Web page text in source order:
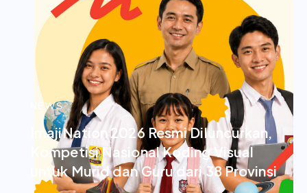
NEWS
ImajiNation 2026 Resmi Diluncurkan,
Kompetisi Nasional Koding Visual
untuk Murid dan Guru dari 38 Provinsi